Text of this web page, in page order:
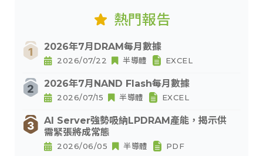
熱門報告
2026年7月DRAM每月數據
2026/07/22 半導體 EXCEL
2026年7月NAND Flash每月數據
2026/07/15 半導體 EXCEL
AI Server強勢吸納LPDRAM產能，揭示供
需緊張將成常態
2026/06/05 半導體 PDF